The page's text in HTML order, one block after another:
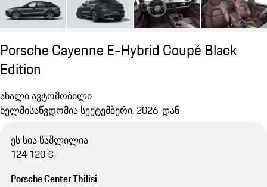
Porsche Cayenne E-Hybrid Coupé Black
Edition
ახალი ავტომობილი
ხელმისაწვდომია სექტემბერი, 2026-დან
ეს სია წაშლილია
124 120 €
Porsche Center Tbilisi